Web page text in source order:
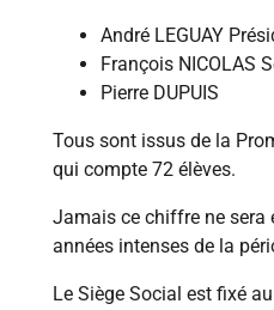
André LEGUAY
François NICOLAS
Pierre DUPUIS
Tous sont issus de la
qui compte 72 élèves.
Jamais ce chiffre ne sera
années intenses de la
Le Siège Social est fixé